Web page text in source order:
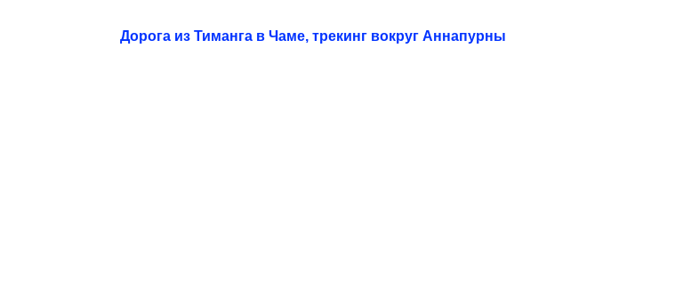
Дорога из Тиманга в Чаме, трекинг вокруг Аннапурны